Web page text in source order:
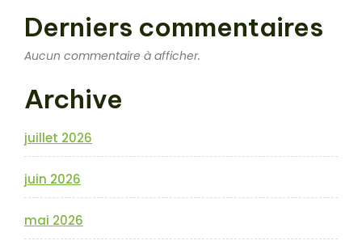
Derniers commentaires
Aucun commentaire à afficher.
Archive
juillet 2026
juin 2026
mai 2026